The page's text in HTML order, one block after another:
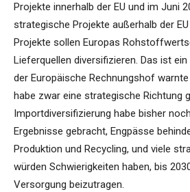
Projekte innerhalb der EU und im Juni
strategische Projekte außerhalb der
Projekte sollen Europas
Lieferquellen diversifizieren. Das ist
der Europäische Rechnungshof warnte
habe zwar eine strategische Richtung
Importdiversifizierung habe bisher
Ergebnisse gebracht, Engpässe
Produktion und Recycling, und viele
würden Schwierigkeiten haben, bis
Versorgung beizutragen.